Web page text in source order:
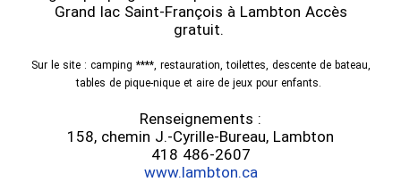
Grand lac Saint-François à Lambton Accès
gratuit.
Sur le site : camping ****, restauration, toilettes, descente de bateau,
tables de pique-nique et aire de jeux pour enfants.
Renseignements :
158, chemin J.-Cyrille-Bureau, Lambton
418 486-2607
www.lambton.ca